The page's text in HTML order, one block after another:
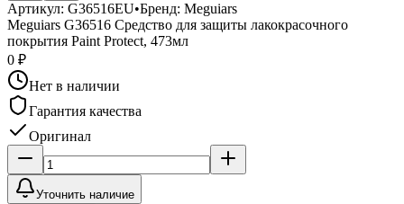
Артикул: G36516EU•Бренд: Meguiars
Meguiars G36516 Средство для защиты лакокрасочного
покрытия Paint Protect, 473мл
0 ₽
Нет в наличии
Гарантия качества
Оригинал
Уточнить наличие